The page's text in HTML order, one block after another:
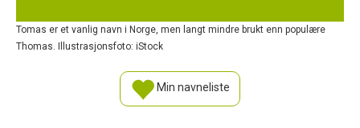
Tomas er et vanlig navn i Norge, men langt mindre brukt enn populære
Thomas. Illustrasjonsfoto: iStock
Min navneliste